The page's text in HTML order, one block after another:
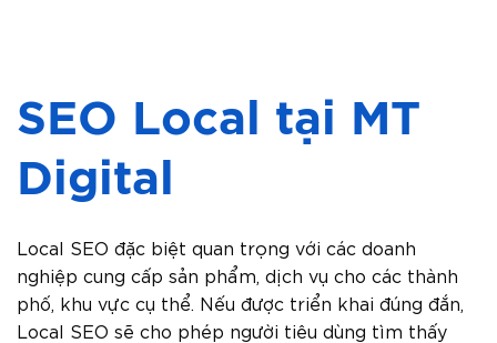
SEO Local tại MT
Digital
Local SEO đặc biệt quan trọng với các doanh
nghiệp cung cấp sản phẩm, dịch vụ cho các thành
phố, khu vực cụ thể. Nếu được triển khai đúng đắn,
Local SEO sẽ cho phép người tiêu dùng tìm thấy